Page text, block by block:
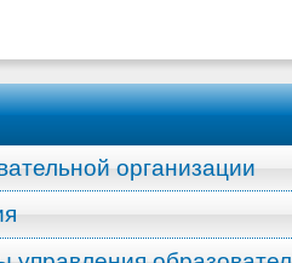
организации